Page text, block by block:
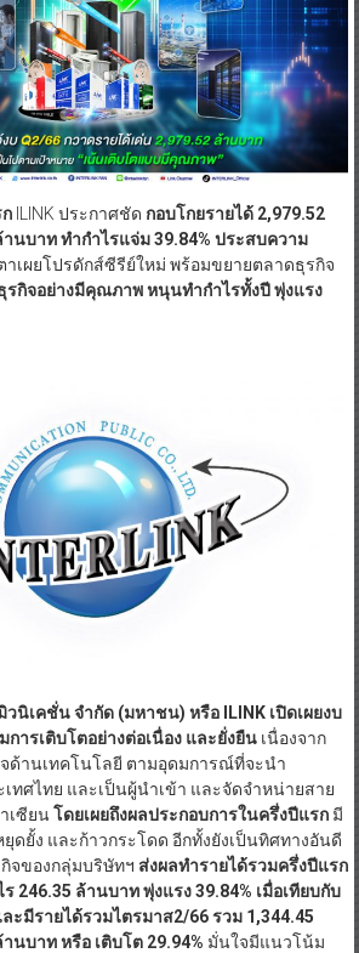
ILINK ประกาศชัด กอบโกยรายได้ 2,979.52
นบาท ทำกำไรแจ่ม 39.84% ประสบความ
าเผยโปรดักส์ซีรีย์ใหม่ พร้อมขยายตลาดธุรกิจ
รกิจอย่างมีคุณภาพ หนุนทำกำไรทั้งปี พุ่งแรง
วนิเคชั่น จำกัด (มหาชน) หรือ
ILINK เปิดเผยงบ
การเติบโตอย่างต่อเนื่อง และยั่งยืน เนื่องจาก
ด้านเทคโนโลยี ตามอุดมการณ์ที่จะนำ
ทศไทย และเป็นผู้นำเข้า และจัดจำหน่ายสาย
เซียนโดยเผยถึงผลประกอบการในครึ่งปีแรก มี
ดยั้ง และก้าวกระโดด อีกทั้งยังเป็นทิศทางอันดี
จของกลุ่มบริษัทฯ ส่งผลทำรายได้รวมครึ่งปีแรก
246.35 ล้านบาท พุ่งแรง 39.84% เมื่อเทียบกับ
ะมีรายได้รวมไตรมาส2/66 รวม 1,344.45
นบาท หรือ เติบโต 29.94% มั่นใจมีแนวโน้ม